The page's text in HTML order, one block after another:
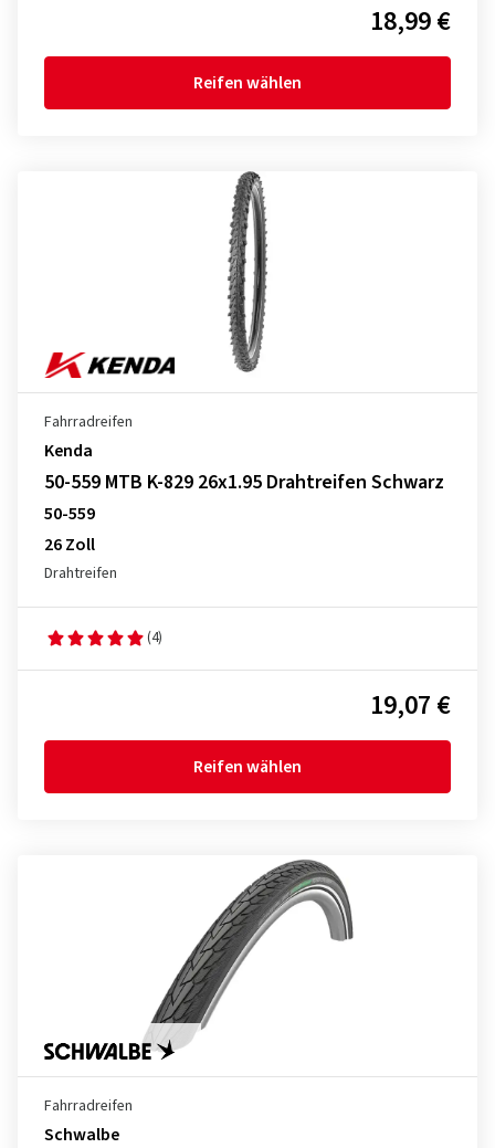
18,99 €
Reifen wählen
Fahrradreifen
Kenda
50-559 MTB K-829 26x1.95 Drahtreifen Schwarz
50-559
26 Zoll
Drahtreifen
(4)
19,07 €
Reifen wählen
Fahrradreifen
Schwalbe